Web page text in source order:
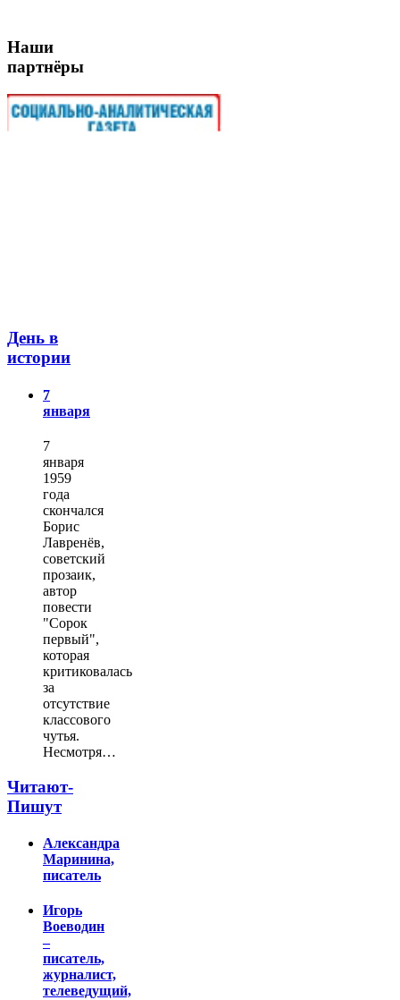
Наши
партнёры
День в
истории
7
января
7
января
1959
года
скончался
Борис
Лавренёв,
советский
прозаик,
автор
повести
"Сорок
первый",
которая
критиковалась
за
отсутствие
классового
чутья.
Несмотря…
Читают-
Пишут
Александра
Маринина,
писатель
Игорь
Воеводин
–
писатель,
журналист,
телеведущий,